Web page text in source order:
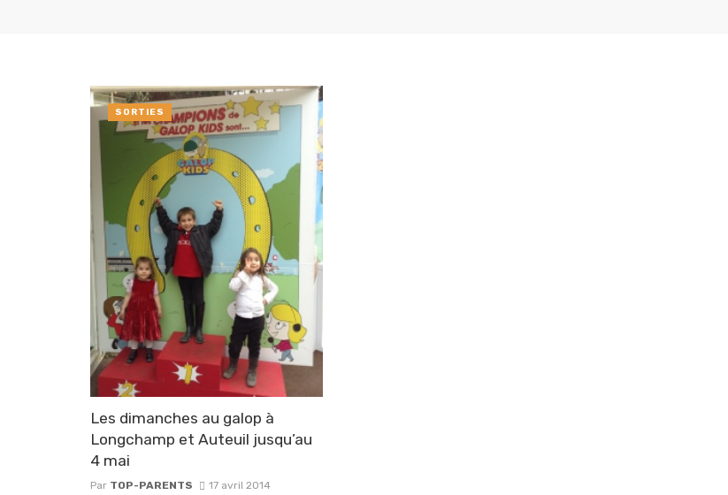
Les dimanches au galop à
Longchamp et Auteuil jusqu’au
4 mai
Par TOP-PARENTS 17 avril 2014
SORTIES